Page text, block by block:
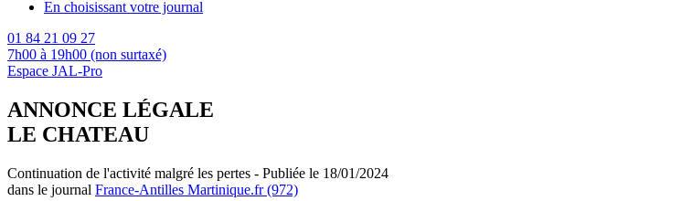
En choisissant votre journal
01 84 21 09 27
7h00 à 19h00 (non surtaxé)
Espace JAL-Pro
ANNONCE LÉGALE
LE CHATEAU
Continuation de l'activité malgré les pertes - Publiée le 18/01/2024
dans le journal France-Antilles Martinique.fr (972)